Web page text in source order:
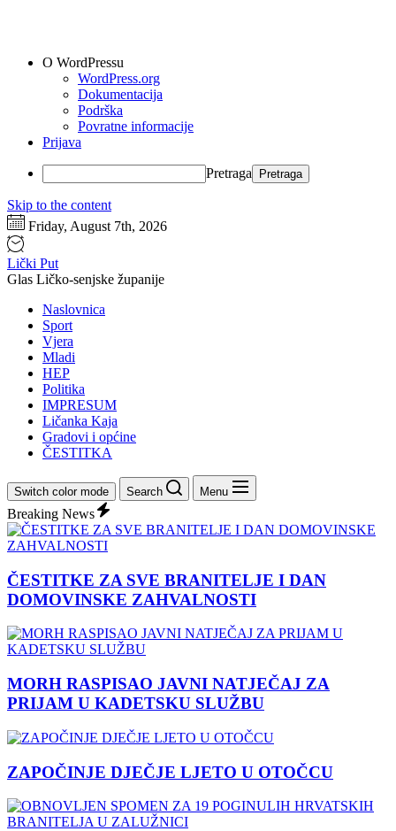
O WordPressu
WordPress.org
Dokumentacija
Podrška
Povratne informacije
Prijava
Pretraga
Skip to the content
Friday, August 7th, 2026
Lički Put
Glas Ličko-senjske županije
Naslovnica
Sport
Vjera
Mladi
HEP
Politika
IMPRESUM
Ličanka Kaja
Gradovi i općine
ČESTITKA
Switch color mode Search Menu
Breaking News
ČESTITKE ZA SVE BRANITELJE I DAN
DOMOVINSKE ZAHVALNOSTI
MORH RASPISAO JAVNI NATJEČAJ ZA
PRIJAM U KADETSKU SLUŽBU
ZAPOČINJE DJEČJE LJETO U OTOČCU